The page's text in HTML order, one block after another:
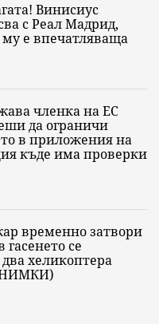
Винисиус
с Реал Мадрид,
му е впечатляваща
членка на ЕС
да ограничи
в приложения на
къде има проверки
временно затвори
гасенето се
хеликоптера